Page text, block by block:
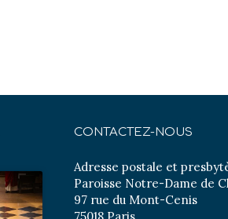
CONTACTEZ-NOUS
Adresse postale et
Paroisse Notre-Dame de
97 rue du Mont-Cenis
75018 Paris